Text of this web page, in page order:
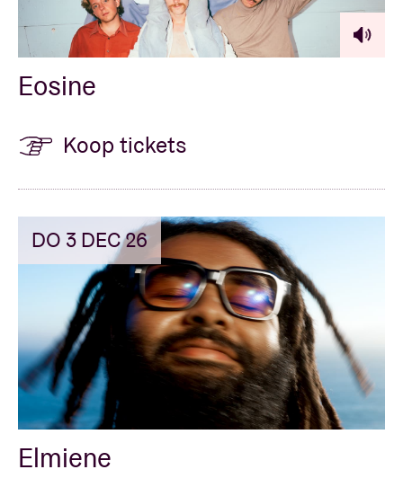
Eosine
Koop tickets
DO 3 DEC 26
Elmiene